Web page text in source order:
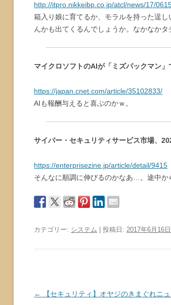
http://itpro.nikkeibp.co.jp/atcl/news/17/
箱入り娘に育てるか、モラルを持った逞
んかも出てくるんでしょうか。なかなか
マイクロソフトのAIが「ミズパックマン
https://japan.cnet.com/article/35102833/
AIも報酬与えると喜ぶのかｗ。
サイバー・セキュリティサービス市場、
https://enterprisezine.jp/article/detail/9415
そんなに順調に伸びるのかなあ…。途中か
カテゴリー: システム | 投稿日:2017年6月16日
投
← 【セキュリティ】オヤジのきまぐれニ